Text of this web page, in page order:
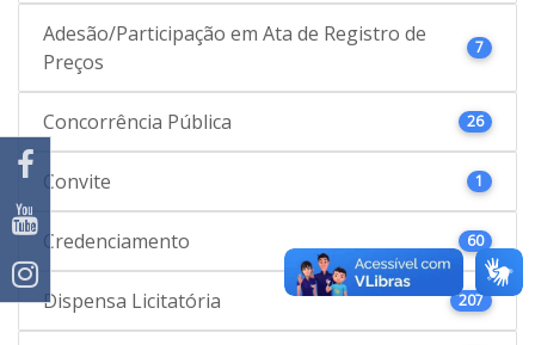
Adesão/Participação em Ata de Registro de
Preços
7
Concorrência Pública 26
Convite 1
Credenciamento 60
Dispensa Licitatória 207